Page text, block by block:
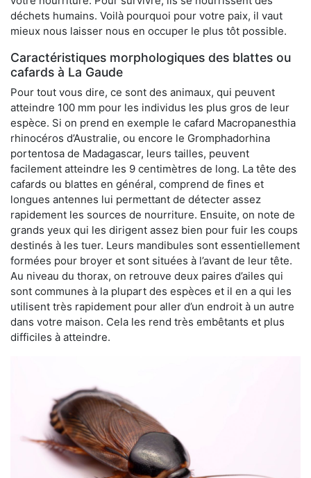
déchets humains. Voilà pourquoi pour votre paix, il vaut
mieux nous laisser nous en occuper le plus tôt possible.
Caractéristiques morphologiques des blattes ou
cafards à La Gaude
Pour tout vous dire, ce sont des animaux, qui peuvent
atteindre 100 mm pour les individus les plus gros de leur
espèce. Si on prend en exemple le cafard Macropanesthia
rhinocéros d’Australie, ou encore le Gromphadorhina
portentosa de Madagascar, leurs tailles, peuvent
facilement atteindre les 9 centimètres de long. La tête des
cafards ou blattes en général, comprend de fines et
longues antennes lui permettant de détecter assez
rapidement les sources de nourriture. Ensuite, on note de
grands yeux qui les dirigent assez bien pour fuir les coups
destinés à les tuer. Leurs mandibules sont essentiellement
formées pour broyer et sont situées à l’avant de leur tête.
Au niveau du thorax, on retrouve deux paires d’ailes qui
sont communes à la plupart des espèces et il en a qui les
utilisent très rapidement pour aller d’un endroit à un autre
dans votre maison. Cela les rend très embêtants et plus
difficiles à atteindre.